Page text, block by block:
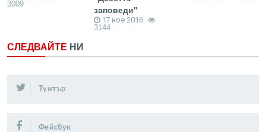
3009
заповеди"
17 ное 2016
3144
СЛЕДВАЙТЕ НИ
Туитър
Фейсбук